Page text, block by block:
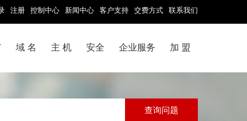
注册 控制中心 新闻中心 客户支持 交费方式 联系我们
域 名 主 机 安全 企业服务 加 盟